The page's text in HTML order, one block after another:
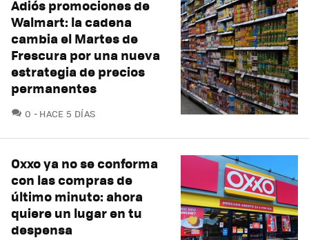
Adiós promociones de
Walmart: la cadena
cambia el Martes de
Frescura por una nueva
estrategia de precios
permanentes
0 COMENTARIOS
HACE 5 DÍAS
Oxxo ya no se conforma
con las compras de
último minuto: ahora
quiere un lugar en tu
despensa